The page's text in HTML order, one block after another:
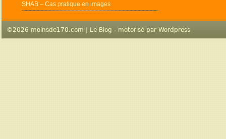
SHAB – Cas pratique en images
©2026 moinsde170.com | Le Blog - motorisé par Wordpress